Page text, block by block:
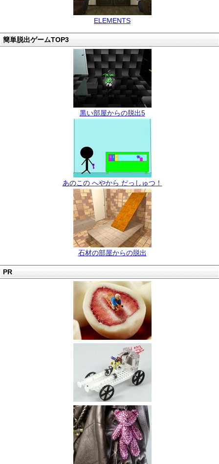
ELEMENTS
簡単脱出ゲームTOP3
黒い部屋からの脱出5
あのこの へやから だっしゅつ！
石材の部屋からの脱出
PR